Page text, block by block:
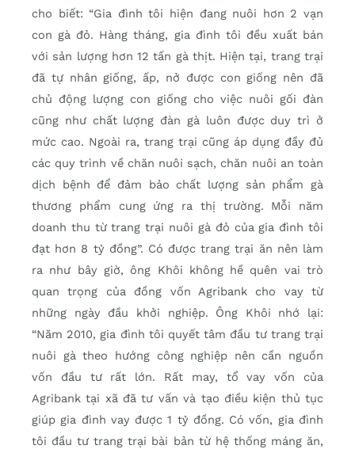
cho biết: “Gia đình tôi hiện đang nuôi hơn 2 vạn
con gà đỏ. Hàng tháng, gia đình tôi đều xuất bán
với sản lượng hơn 12 tấn gà thịt. Hiện tại, trang trại
đã tự nhân giống, ấp, nở được con giống nên đã
chủ động lượng con giống cho việc nuôi gối đàn
cũng như chất lượng đàn gà luôn được duy trì ở
mức cao. Ngoài ra, trang trại cũng áp dụng đầy đủ
các quy trình về chăn nuôi sạch, chăn nuôi an toàn
dịch bệnh để đảm bảo chất lượng sản phẩm gà
thương phẩm cung ứng ra thị trường. Mỗi năm
doanh thu từ trang trại nuôi gà đỏ của gia đình tôi
đạt hơn 8 tỷ đồng”. Có được trang trại ăn nên làm
ra như bây giờ, ông Khôi không hề quên vai trò
quan trọng của đồng vốn Agribank cho vay từ
những ngày đầu khởi nghiệp. Ông Khôi nhớ lại:
“Năm 2010, gia đình tôi quyết tâm đầu tư trang trại
nuôi gà theo hướng công nghiệp nên cần nguồn
vốn đầu tư rất lớn. Rất may, tổ vay vốn của
Agribank tại xã đã tư vấn và tạo điều kiện thủ tục
giúp gia đình vay được 1 tỷ đồng. Có vốn, gia đình
tôi đầu tư trang trại bài bản từ hệ thống máng ăn,